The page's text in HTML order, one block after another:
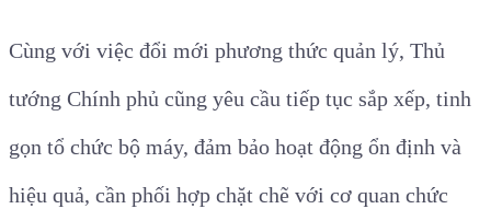
Cùng với việc đổi mới phương thức quản lý, Thủ
tướng Chính phủ cũng yêu cầu tiếp tục sắp xếp, tinh
gọn tổ chức bộ máy, đảm bảo hoạt động ổn định và
hiệu quả, cần phối hợp chặt chẽ với cơ quan chức